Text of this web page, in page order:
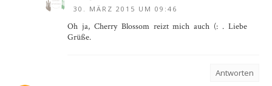
30. MÄRZ 2015 UM 09:46
Oh ja, Cherry Blossom reizt mich auch (: . Liebe
Grüße.
Antworten